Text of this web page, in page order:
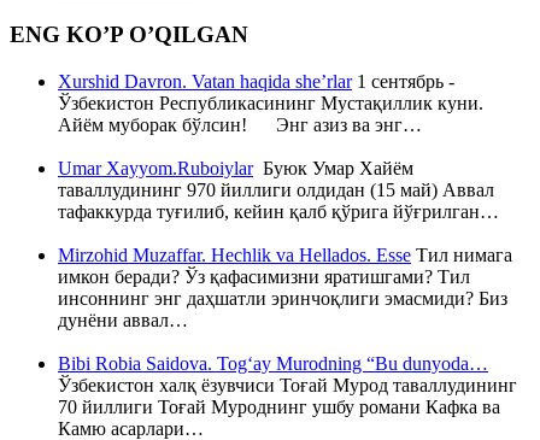
ENG KO’P O’QILGAN
Xurshid Davron. Vatan haqida she’rlar1 сентябрь -
Ўзбекистон Республикасининг Мустақиллик куни.
Айём муборак бўлсин! Энг азиз ва энг…
Umar Xayyom.RuboiylarБуюк Умар Хайём
таваллудининг 970 йиллиги олдидан (15 май) Аввал
тафаккурда туғилиб, кейин қалб қўрига йўғрилган…
Mirzohid Muzaffar. Hechlik va Hellados. Esse Тил нимага
имкон беради? Ўз қафасимизни яратишгами? Тил
инсоннинг энг даҳшатли эринчоқлиги эмасмиди? Биз
дунёни аввал…
Bibi Robia Saidova. Tog‘ay Murodning “Bu dunyoda…
Ўзбекистон халқ ёзувчиси Тоғай Мурод таваллудининг
70 йиллиги Тоғай Муроднинг ушбу романи Кафка ва
Камю асарлари…